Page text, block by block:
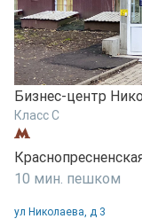
Бизнес-центр
Класс C
10 мин. пешком
ул Николаева, д 3